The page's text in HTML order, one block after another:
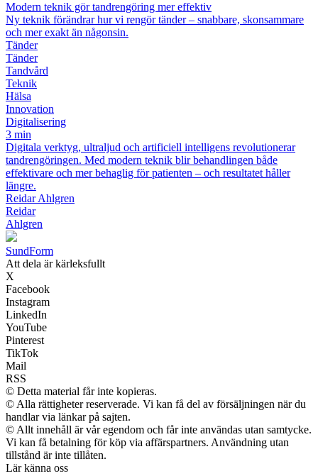
Modern teknik gör tandrengöring mer effektiv
Ny teknik förändrar hur vi rengör tänder – snabbare, skonsammare
och mer exakt än någonsin.
Tänder
Tänder
Tandvård
Teknik
Hälsa
Innovation
Digitalisering
3 min
Digitala verktyg, ultraljud och artificiell intelligens revolutionerar
tandrengöringen. Med modern teknik blir behandlingen både
effektivare och mer behaglig för patienten – och resultatet håller
längre.
Reidar Ahlgren
Reidar
Ahlgren
SundForm
Att dela är kärleksfullt
X
Facebook
Instagram
LinkedIn
YouTube
Pinterest
TikTok
Mail
RSS
© Detta material får inte kopieras.
© Alla rättigheter reserverade. Vi kan få del av försäljningen när du
handlar via länkar på sajten.
© Allt innehåll är vår egendom och får inte användas utan samtycke.
Vi kan få betalning för köp via affärspartners. Användning utan
tillstånd är inte tillåten.
Lär känna oss